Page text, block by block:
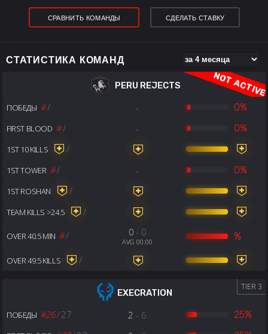
СРАВНИТЬ КОМАНДЫ СДЕЛАТЬ СТАВКУ
СТАТИСТИКА КОМАНД
PERU REJECTS
ПОБЕДЫ #/ - 0%
FIRST BLOOD #/ - 0%
1ST 10 KILLS /
1ST TOWER #/ - 0%
1ST ROSHAN /
TEAM KILLS >24.5 /
OVER 40.5 MIN #/ 0- 0
AVG 00:00 %
OVER 49.5 KILLS /
EXECRATION
TIER 3
ПОБЕДЫ #26/27 2 - 6 25%